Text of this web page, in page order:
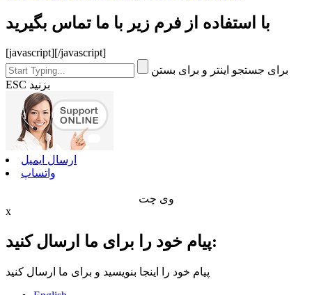
با استفاده از فرم زیر با ما تماس بگیرید
[javascript][/javascript]
برای جستجو اینتر و برای بستن
ESC بزنید
ارسال ایمیل
واتساپ
وی چت
x
پیام خود را برای ما ارسال کنید:
پیام خود را اینجا بنویسید و برای ما ارسال کنید